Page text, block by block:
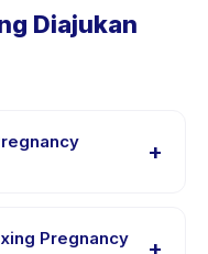
Diajukan
+
menyesuaikan
Pregnancy
+